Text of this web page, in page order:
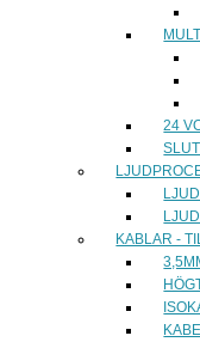
24
KABLAR -